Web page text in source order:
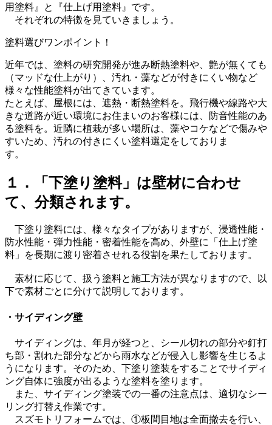
用塗料』と『仕上げ用塗料』です。
それぞれの特徴を見ていきましょう。
塗料選びワンポイント！
近年では、塗料の研究開発が進み断熱塗料や、艶が無くても
（マッドな仕上がり）、汚れ・藻などが付きにくい物など
様々な性能塗料が出てきています。
たとえば、屋根には、遮熱・断熱塗料を。飛行機や線路や大
きな道路が近い環境にお住まいのお客様には、防音性能のあ
る塗料を。近隣に植栽が多い場所は、藻やコケなどで傷みや
すいため、汚れの付きにくい塗料選定をしておりま
す。
１．「下塗り塗料」は壁材に合わせ
て、分類されます。
下塗り塗料には、様々なタイプがありますが、浸透性能・
防水性能・弾力性能・密着性能を高め、外壁に「仕上げ塗
料」を長期に渡り密着させれる役割を果たしております。
素材に応じて、扱う塗料と施工方法が異なりますので、以
下で素材ごとに分けて説明しております。
・サイディング壁
サイディングは、年月が経つと、シール切れの部分や釘打
ち部・割れた部分などから雨水などが侵入し影響を生じるよ
うになります。そのため、下塗り塗装をすることでサイディ
ング自体に強度が出るような塗料を塗ります。
また、サイディング塗装での一番の注意点は、適切なシー
リング打替え作業です。
スズモトリフォームでは、①板間目地は全面撤去を行い、